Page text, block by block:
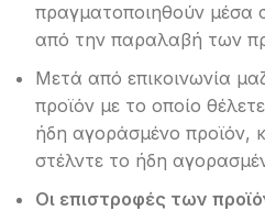
πραγματοποιηθούν μέσα
από την παραλαβή των
Μετά από επικοινωνία
προϊόν με το οποίο
ήδη αγοράσμένο προϊόν,
στέλντε το ήδη
Οι επιστροφές των